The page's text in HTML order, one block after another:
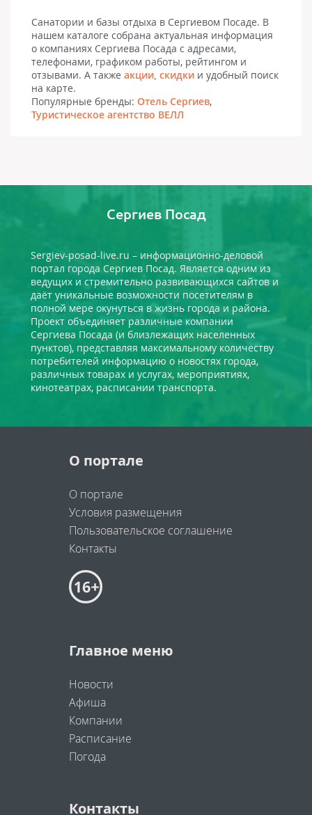
Санатории и базы отдыха в Сергиевом Посаде. В
нашем каталоге собрана актуальная информация
о компаниях Сергиева Посада с адресами,
телефонами, графиком работы, рейтингом и
отзывами. А также акции, скидки и удобный поиск
на карте.
Популярные бренды: Отель Сергиев,
Туристическое агентство ВЕЛЛ
Сергиев Посад
Sergiev-posad-live.ru – информационно-деловой
портал города Сергиев Посад. Является одним из
ведущих и стремительно развивающихся сайтов и
даёт уникальные возможности посетителям в
полной мере окунуться в жизнь города и района.
Проект объединяет различные компании
Сергиева Посада (и близлежащих населенных
пунктов), представляя максимальному количеству
потребителей информацию о новостях города,
различных товарах и услугах, мероприятиях,
кинотеатрах, расписании транспорта.
О портале
О портале
Условия размещения
Пользовательское соглашение
Контакты
Главное меню
Новости
Афиша
Компании
Расписание
Погода
Контакты